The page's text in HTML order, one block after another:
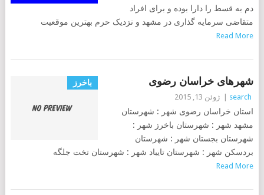
دم به قسط را دارا بوده و برای افراد
متقاضی سرمایه گذاری در مشهد و نزدیک حرم بهترین موقعیت
Read More
باخرز شهرهای خراسان رضوی
search ژوئن 13, 2015
استان خراسان رضوی شهر : شهرستان
مشهد شهر : شهرستان باخرز شهر :
شهرستان بجستان شهر : شهرستان
بردسکن شهر : شهرستان تایباد شهر : شهرستان تخت جلگه
Read More